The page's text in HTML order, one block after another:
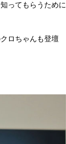
ってもらうために
ロちゃんも登壇